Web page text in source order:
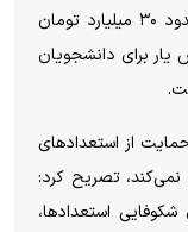
طراحی شده و در سال ۱۴۰۴، در مجموع، حدود ۳۰ میلیارد تومان
برای دانشجویان
از استعداد‌های
نمی‌کند، تصریح کرد:
استعدادها،